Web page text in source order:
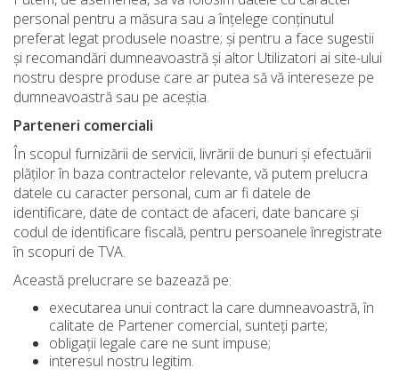
personal pentru a măsura sau a înțelege conținutul
preferat legat produsele noastre; și pentru a face sugestii
și recomandări dumneavoastră și altor Utilizatori ai site-ului
nostru despre produse care ar putea să vă intereseze pe
dumneavoastră sau pe aceștia.
Parteneri comerciali
În scopul furnizării de servicii, livrării de bunuri și efectuării
plăților în baza contractelor relevante, vă putem prelucra
datele cu caracter personal, cum ar fi datele de
identificare, date de contact de afaceri, date bancare și
codul de identificare fiscală, pentru persoanele înregistrate
în scopuri de TVA.
Această prelucrare se bazează pe:
executarea unui contract la care dumneavoastră, în
calitate de Partener comercial, sunteți parte;
obligații legale care ne sunt impuse;
interesul nostru legitim.